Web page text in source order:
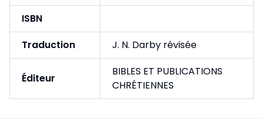
ISBN
Traduction
J. N. Darby révisée
Éditeur
BIBLES ET PUBLICATIONS
CHRÉTIENNES